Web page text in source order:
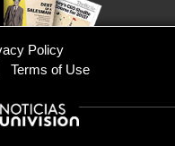
Policy
Terms of Use